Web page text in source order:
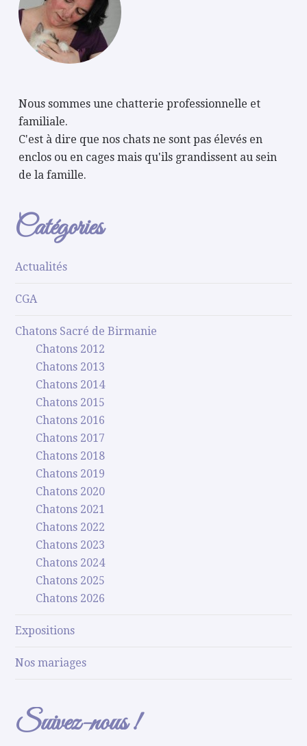
Nous sommes une chatterie professionnelle et
familiale.
C'est à dire que nos chats ne sont pas élevés en
enclos ou en cages mais qu'ils grandissent au sein
de la famille.
Catégories
Actualités
CGA
Chatons Sacré de Birmanie
Chatons 2012
Chatons 2013
Chatons 2014
Chatons 2015
Chatons 2016
Chatons 2017
Chatons 2018
Chatons 2019
Chatons 2020
Chatons 2021
Chatons 2022
Chatons 2023
Chatons 2024
Chatons 2025
Chatons 2026
Expositions
Nos mariages
Suivez-nous !